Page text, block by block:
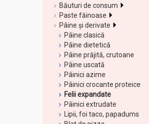
Băuturi de consum
Paste făinoase
Pâine și derivate
Pâine clasică
Pâine dietetică
Pâine prăjită, crutoane
Pâine uscată
Pâinici azime
Pâinici crocante proteice
Felii expandate
Pâinici extrudate
Lipii, foi taco, papadums